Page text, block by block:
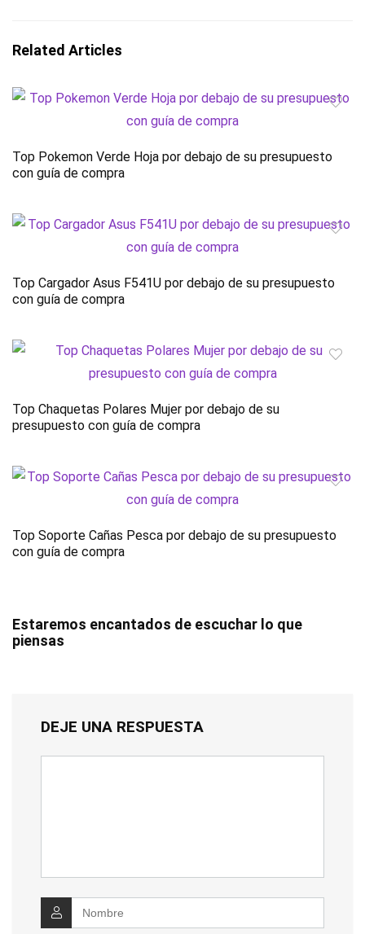
Related Articles
Top Pokemon Verde Hoja por debajo de su presupuesto
con guía de compra
Top Cargador Asus F541U por debajo de su presupuesto
con guía de compra
Top Chaquetas Polares Mujer por debajo de su
presupuesto con guía de compra
Top Soporte Cañas Pesca por debajo de su presupuesto
con guía de compra
Estaremos encantados de escuchar lo que
piensas
DEJE UNA RESPUESTA